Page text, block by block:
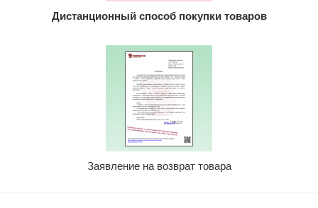
Дистанционный способ покупки товаров
Заявление на возврат товара